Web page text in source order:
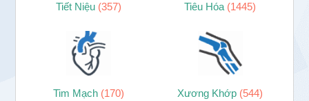
Tiết Niệu (357) Tiêu Hóa (1445)
Tim Mạch (170) Xương Khớp (544)